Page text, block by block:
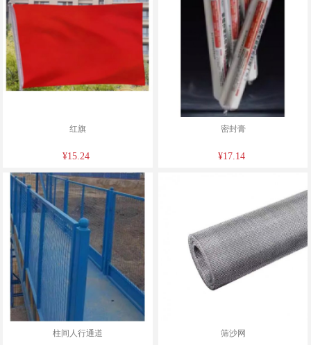
红旗
¥15.24
密封膏
¥17.14
柱间人行通道 筛沙网